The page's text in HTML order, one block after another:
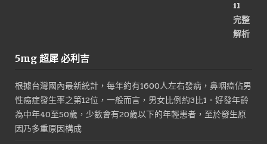
5mg 超犀 必利吉
根據台灣國內最新統計，每年約有1600人左右發病，鼻咽癌佔男
性癌症發生率之第12位，一般而言，男女比例約3比1。好發年齡
為中年40至50歲，少數會有20歲以下的年輕患者，至於發生原
因乃多重原因構成